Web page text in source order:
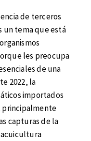
de terceros
un tema que está
les preocupa
de una
2022, la
importados
principalmente
capturas de la
acuicultura